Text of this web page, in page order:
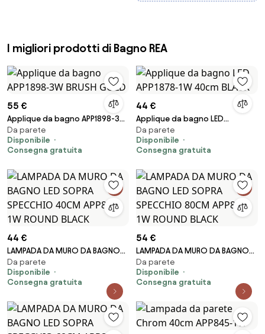
I migliori prodotti di Bagno REA
55 €
Applique da bagno APP1898-3W
BRUSH GOLD
Da parete
Disponibile
Consegna gratuita
44 €
Applique da bagno LED
APP1878-1W 40cm BLACK
Da parete
Disponibile
Consegna gratuita
44 €
LAMPADA DA MURO DA BAGNO
LED SOPRA SPECCHIO 40CM
APP848-1W ROUND BLACK
Da parete
Disponibile
Consegna gratuita
54 €
LAMPADA DA MURO DA BAGNO
LED SOPRA SPECCHIO 80CM
APP850-1W ROUND BLACK
Da parete
Disponibile
Consegna gratuita